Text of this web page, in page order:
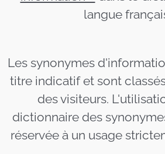
langue
Les synonymes
titre indicatif et sont
des visiteurs.
dictionnaire des
réservée à un usage